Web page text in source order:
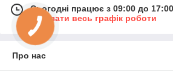
Сьогодні працює з 09:00 до 17:00
Показати весь графік роботи
Про нас